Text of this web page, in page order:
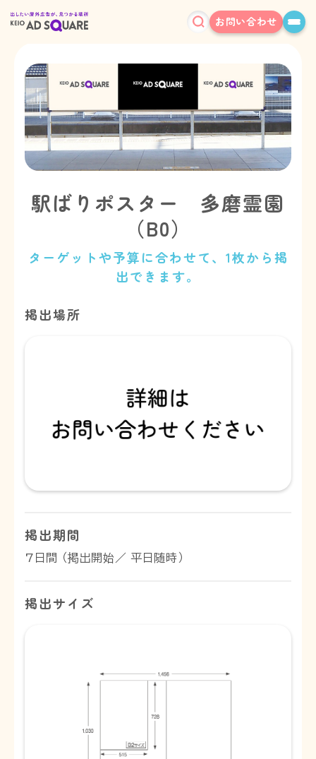
お問い合わせ
駅ばりポスター 多磨霊園
（B0）
ターゲットや予算に合わせて、1枚から掲
出できます。
掲出場所
掲出期間
7日間 （掲出開始／ 平日随時）
掲出サイズ